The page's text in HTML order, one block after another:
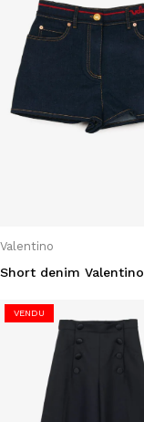
Valentino
Short denim Valentino
VENDU